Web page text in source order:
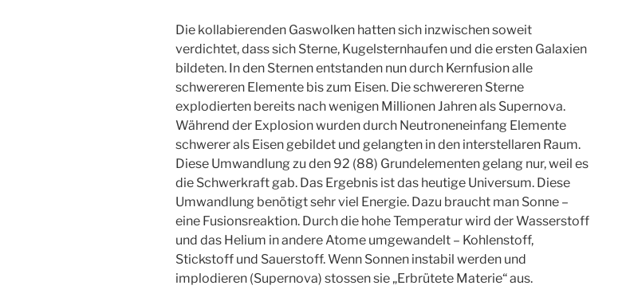
Die kollabierenden Gaswolken hatten sich inzwischen soweit
verdichtet, dass sich Sterne, Kugelsternhaufen und die ersten Galaxien
bildeten. In den Sternen entstanden nun durch Kernfusion alle
schwereren Elemente bis zum Eisen. Die schwereren Sterne
explodierten bereits nach wenigen Millionen Jahren als Supernova.
Während der Explosion wurden durch Neutroneneinfang Elemente
schwerer als Eisen gebildet und gelangten in den interstellaren Raum.
Diese Umwandlung zu den 92 (88) Grundelementen gelang nur, weil es
die Schwerkraft gab. Das Ergebnis ist das heutige Universum. Diese
Umwandlung benötigt sehr viel Energie. Dazu braucht man Sonne –
eine Fusionsreaktion. Durch die hohe Temperatur wird der Wasserstoff
und das Helium in andere Atome umgewandelt – Kohlenstoff,
Stickstoff und Sauerstoff. Wenn Sonnen instabil werden und
implodieren (Supernova) stossen sie „Erbrütete Materie“ aus.